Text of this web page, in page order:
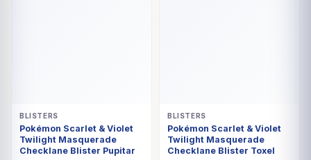
BLISTERS
Pokémon Scarlet & Violet
Twilight Masquerade
Checklane Blister Pupitar
BLISTERS
Pokémon Scarlet & Violet
Twilight Masquerade
Checklane Blister Toxel